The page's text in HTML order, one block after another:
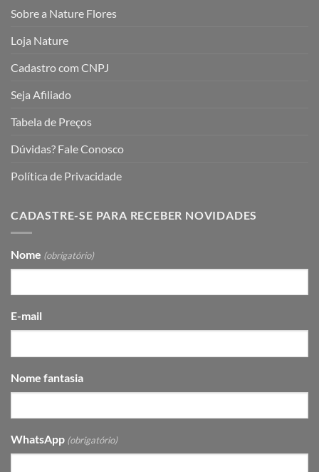
Sobre a Nature Flores
Loja Nature
Cadastro com CNPJ
Seja Afiliado
Tabela de Preços
Dúvidas? Fale Conosco
Política de Privacidade
CADASTRE-SE PARA RECEBER NOVIDADES
Nome (obrigatório)
E-mail
Nome fantasia
WhatsApp (obrigatório)